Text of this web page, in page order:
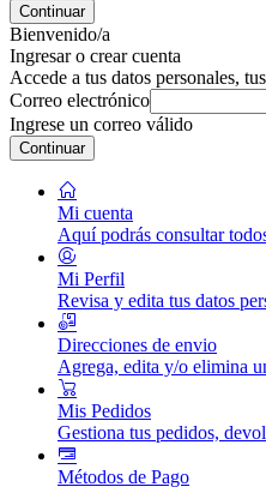
Continuar
Bienvenido/a
Ingresar o crear cuenta
Accede a tus datos personales,
Correo electrónico
Ingrese un correo válido
Continuar
Mi cuenta
Aquí podrás consultar
Mi Perfil
Revisa y edita tus datos
Direcciones de envio
Agrega, edita y/o elimina
Mis Pedidos
Gestiona tus pedidos,
Métodos de Pago